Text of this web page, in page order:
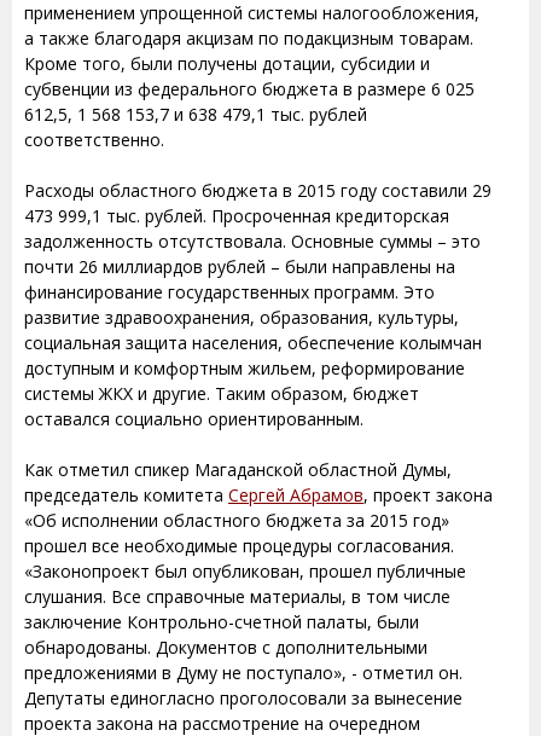
применением упрощенной системы налогообложения,
а также благодаря акцизам по подакцизным товарам.
Кроме того, были получены дотации, субсидии и
субвенции из федерального бюджета в размере 6 025
612,5, 1 568 153,7 и 638 479,1 тыс. рублей
соответственно.
Расходы областного бюджета в 2015 году составили 29
473 999,1 тыс. рублей. Просроченная кредиторская
задолженность отсутствовала. Основные суммы – это
почти 26 миллиардов рублей – были направлены на
финансирование государственных программ. Это
развитие здравоохранения, образования, культуры,
социальная защита населения, обеспечение колымчан
доступным и комфортным жильем, реформирование
системы ЖКХ и другие. Таким образом, бюджет
оставался социально ориентированным.
Как отметил спикер Магаданской областной Думы,
председатель комитета Сергей Абрамов, проект закона
«Об исполнении областного бюджета за 2015 год»
прошел все необходимые процедуры согласования.
«Законопроект был опубликован, прошел публичные
слушания. Все справочные материалы, в том числе
заключение Контрольно-счетной палаты, были
обнародованы. Документов с дополнительными
предложениями в Думу не поступало», - отметил он.
Депутаты единогласно проголосовали за вынесение
проекта закона на рассмотрение на очередном